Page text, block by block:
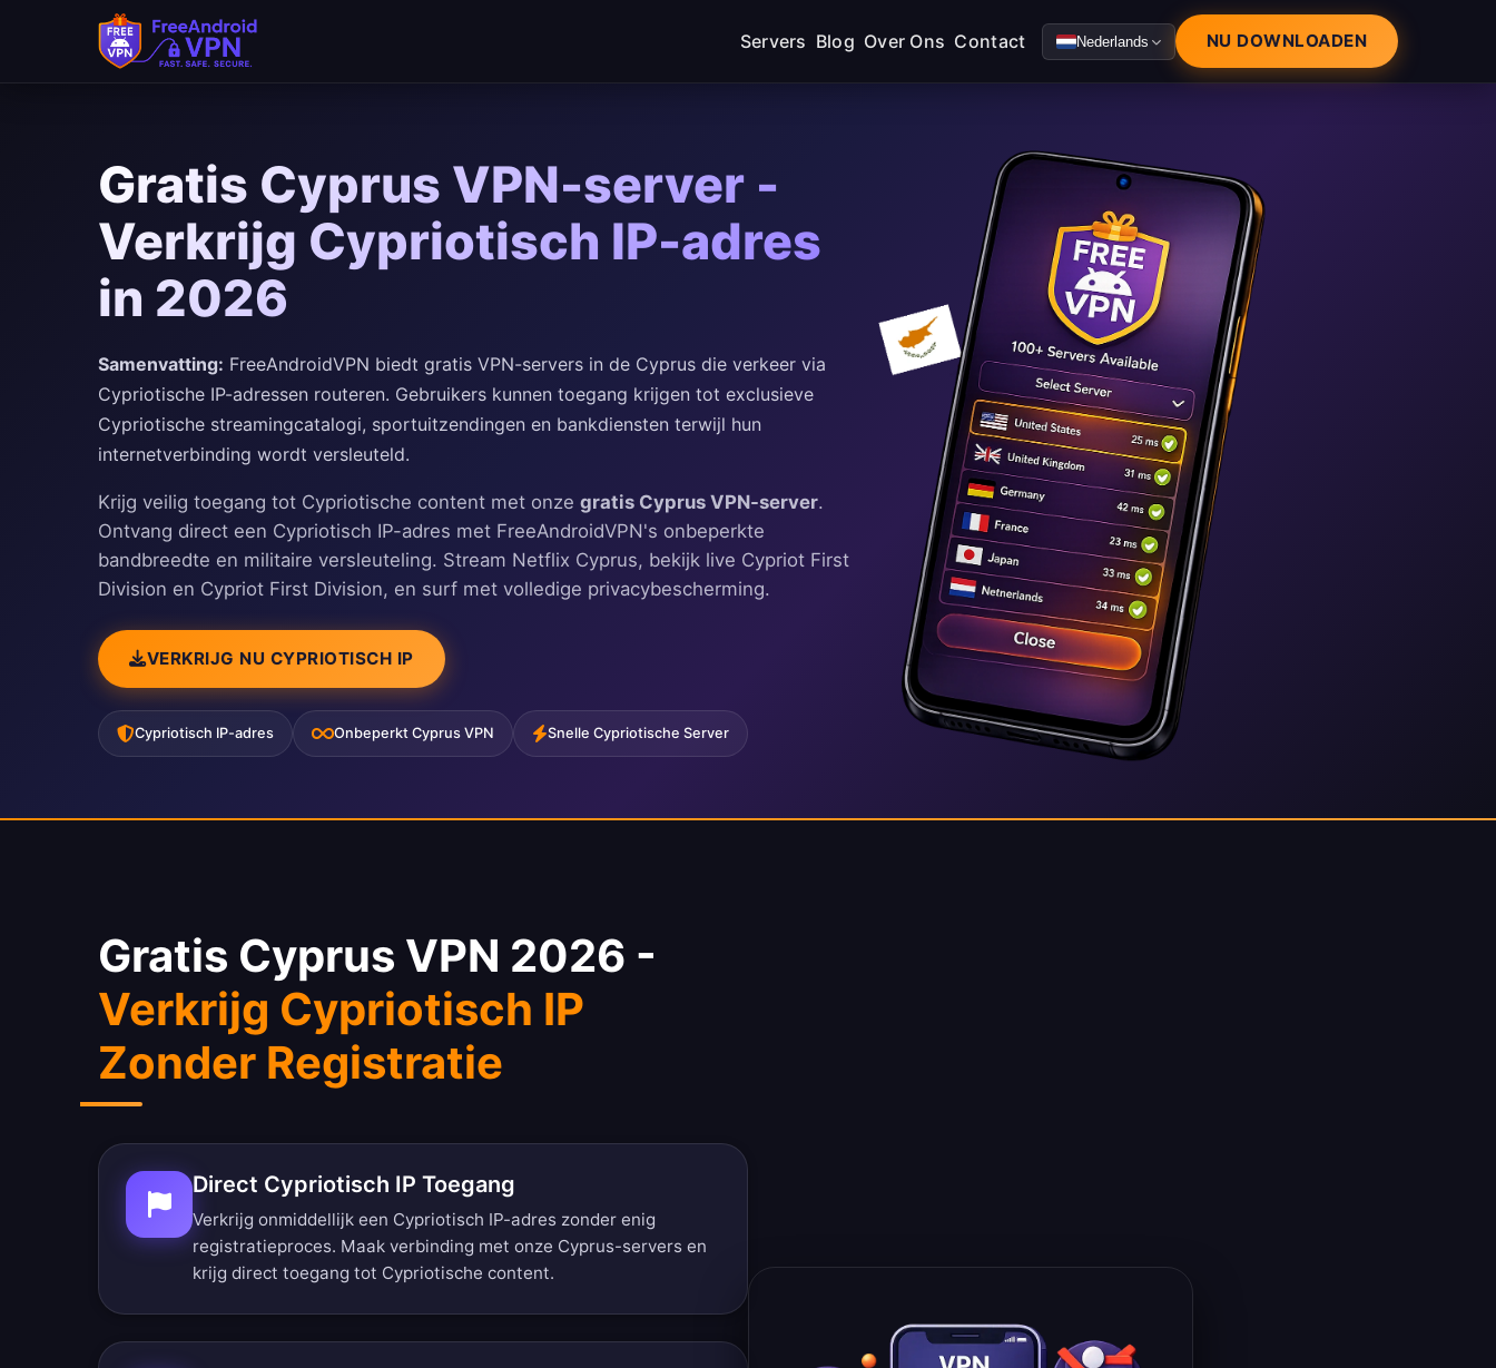
Ga naar hoofdinhoud
Servers Blog Over Ons Contact Nederlands NU DOWNLOADEN
Gratis Cyprus VPN-server -
Verkrijg Cypriotisch IP-adres
in 2026
Samenvatting: FreeAndroidVPN biedt gratis VPN-servers in de Cyprus die verkeer via
Cypriotische IP-adressen routeren. Gebruikers kunnen toegang krijgen tot exclusieve
Cypriotische streamingcatalogi, sportuitzendingen en bankdiensten terwijl hun
internetverbinding wordt versleuteld.
Krijg veilig toegang tot Cypriotische content met onze gratis Cyprus VPN-server.
Ontvang direct een Cypriotisch IP-adres met FreeAndroidVPN's onbeperkte
bandbreedte en militaire versleuteling. Stream Netflix Cyprus, bekijk live Cypriot First
Division en Cypriot First Division, en surf met volledige privacybescherming.
VERKRIJG NU CYPRIOTISCH IP
Cypriotisch IP-adres Onbeperkt Cyprus VPN Snelle Cypriotische Server
Gratis Cyprus VPN 2026 -
Verkrijg Cypriotisch IP
Zonder Registratie
Direct Cypriotisch IP Toegang
Verkrijg onmiddellijk een Cypriotisch IP-adres zonder enig
registratieproces. Maak verbinding met onze Cyprus-servers en
krijg direct toegang tot Cypriotische content.